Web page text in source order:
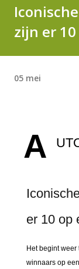
zijn er
05 mei
A
er 10 op
Het begint
winnaars op